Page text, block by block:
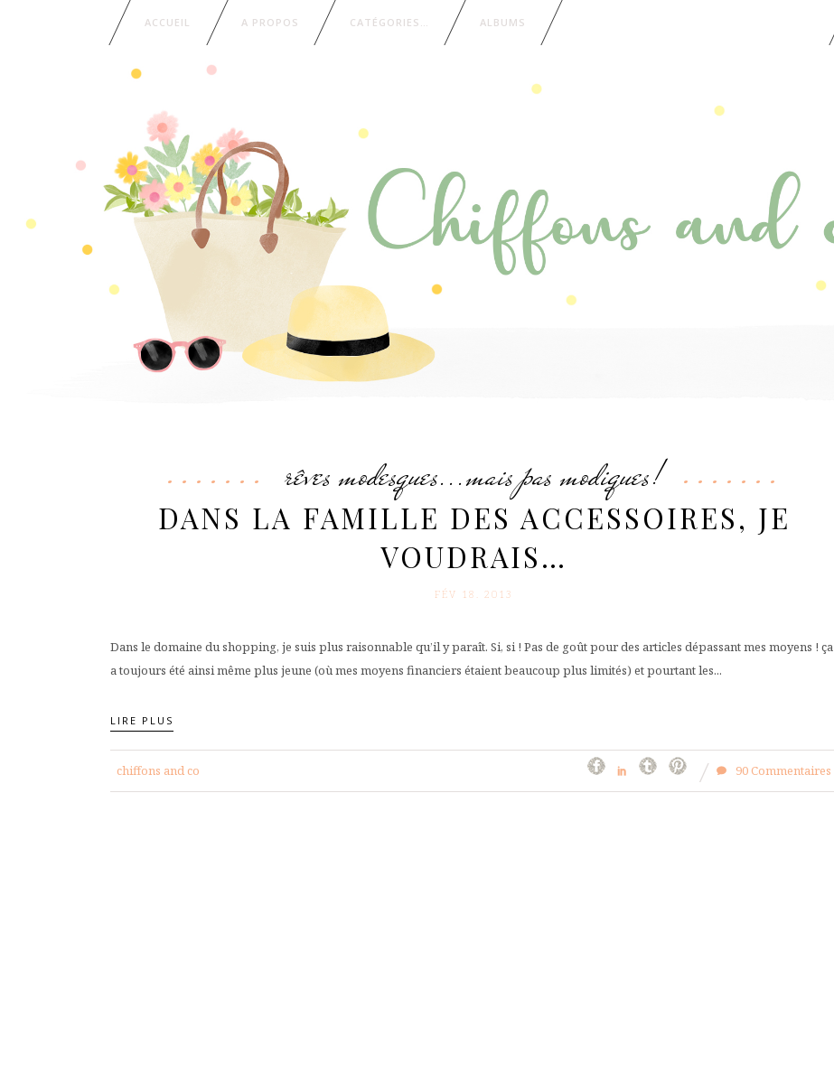
ACCUEIL A PROPOS CATÉGORIES… ALBUMS
rêves modesques...mais pas modiques!
DANS LA FAMILLE DES ACCESSOIRES, JE
VOUDRAIS…
FÉV 18. 2013
Dans le domaine du shopping, je suis plus raisonnable qu’il y paraît. Si, si ! Pas de goût pour des articles dépassant mes moyens ! ça
a toujours été ainsi même plus jeune (où mes moyens financiers étaient beaucoup plus limités) et pourtant les...
LIRE PLUS
chiffons and co 90 Commentaires